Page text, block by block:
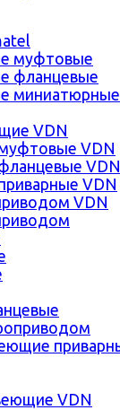
муфтовые
фланцевые
миниатюрные
VDN
VDN
VDN
VDN
VDN
VDN